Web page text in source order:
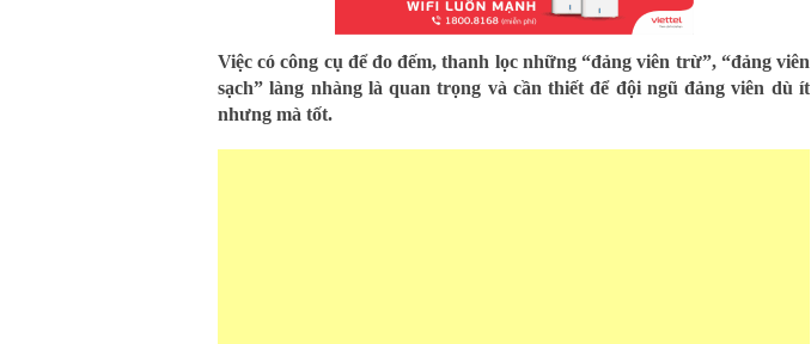
Việc có công cụ để đo đếm, thanh lọc những “đảng viên trừ”, “đảng viên
sạch” làng nhàng là quan trọng và cần thiết để đội ngũ đảng viên dù ít
nhưng mà tốt.